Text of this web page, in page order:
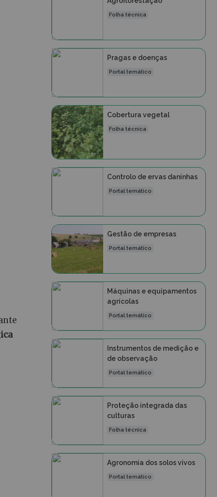
Folha técnica
Pragas e doenças
Portal temático
Cobertura vegetal
Folha técnica
Controlo de ervas daninhas
Portal temático
Gestão de empresas
Portal temático
Máquinas e equipamentos
agrícolas
Portal temático
Instrumentos de medição e
de observação
Portal temático
Proteção integrada das
culturas
Folha técnica
Agronomia dos solos vivos
Portal temático